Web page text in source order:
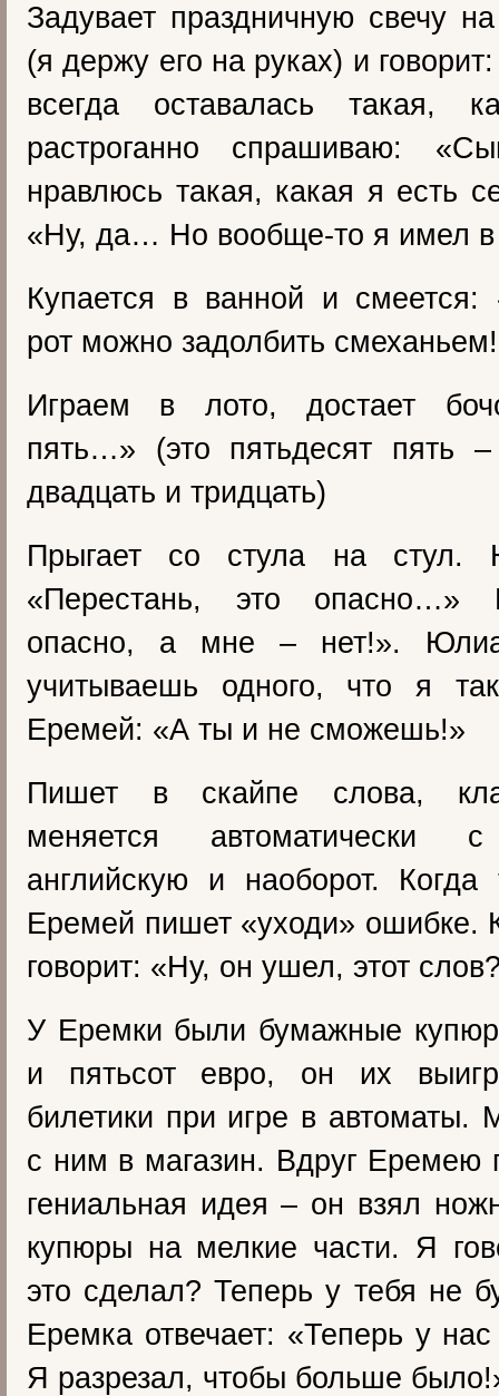
Задувает праздничную свечу
(я держу его на руках) и
всегда оставалась такая,
растроганно спрашиваю:
нравлюсь такая, какая я есть
«Ну, да… Но вообще-то я имел в
Купается в ванной и
рот можно задолбить
Играем в лото, достает
пять…» (это пятьдесят пять
двадцать и тридцать)
Прыгает со стула на стул.
«Перестань, это опасно…»
опасно, а мне – нет!».
учитываешь одного, что я
Еремей: «А ты и не сможешь!»
Пишет в скайпе слова,
меняется автоматически
английскую и наоборот. Когда
Еремей пишет «уходи» ошибке.
говорит: «Ну, он ушел, этот
У Еремки были бумажные
и пятьсот евро, он их
билетики при игре в автоматы.
с ним в магазин. Вдруг Еремею
гениальная идея – он взял
купюры на мелкие части. Я
это сделал? Теперь у тебя не
Еремка отвечает: «Теперь у
Я разрезал, чтобы больше